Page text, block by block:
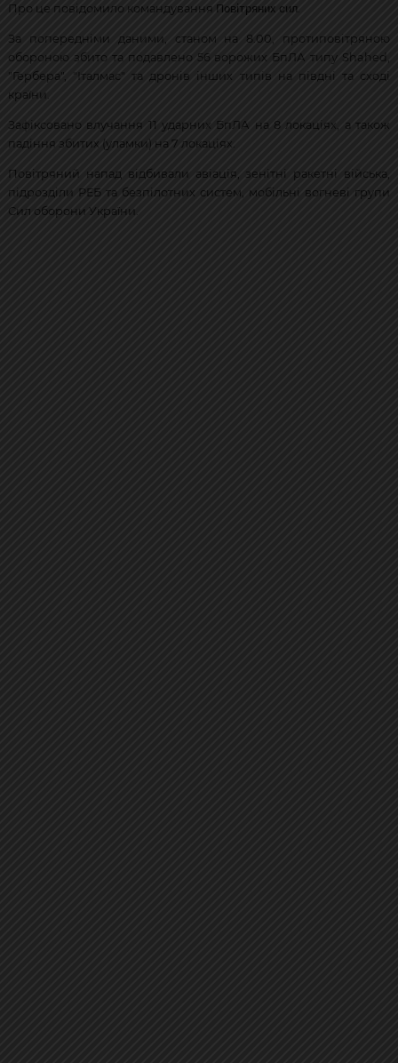
Про це повідомило командування Повітряних сил.
За попередніми даними, станом на 8.00, протиповітряною
обороною збито та подавлено 56 ворожих БпЛА типу Shahed,
"Гербера", "Італмас" та дронів інших типів на півдні та сході
країни.
Зафіксовано влучання 11 ударних БпЛА на 8 локаціях, а також
падіння збитих (уламки) на 7 локаціях.
Повітряний напад відбивали авіація, зенітні ракетні війська,
підрозділи РЕБ та безпілотних систем, мобільні вогневі групи
Сил оборони України.